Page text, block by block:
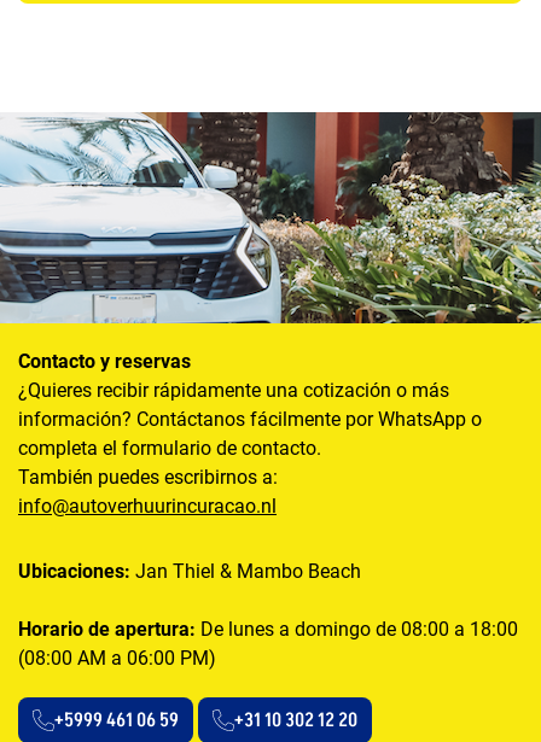
Contacto y reservas
¿Quieres recibir rápidamente una cotización o más
información? Contáctanos fácilmente por WhatsApp o
completa el formulario de contacto.
También puedes escribirnos a:
info@autoverhuurincuracao.nl
Ubicaciones: Jan Thiel & Mambo Beach
Horario de apertura: De lunes a domingo de 08:00 a 18:00
(08:00 AM a 06:00 PM)
+5999 461 06 59 +31 10 302 12 20